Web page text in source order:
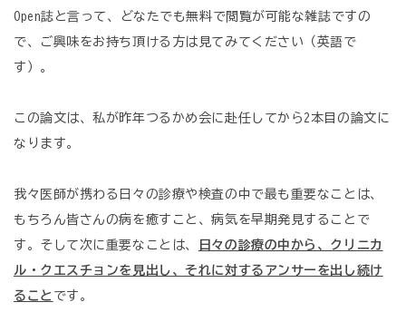
Open誌と言って、どなたでも無料で閲覧が可能な雑誌ですの
で、ご興味をお持ち頂ける方は見てみてください（英語で
す）。
この論文は、私が昨年つるかめ会に赴任してから2本目の論文に
なります。
我々医師が携わる日々の診療や検査の中で最も重要なことは、
もちろん皆さんの病を癒すこと、病気を早期発見することで
す。そして次に重要なことは、
日々の診療の中から、クリニカ
ル・クエスチョンを見出し、それに対するアンサーを出し続け
ること です。